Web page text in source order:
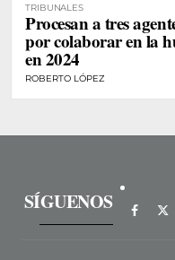
TRIBUNALES
Procesan a tres
por colaborar en la
en 2024
ROBERTO LÓPEZ
SÍGUENOS